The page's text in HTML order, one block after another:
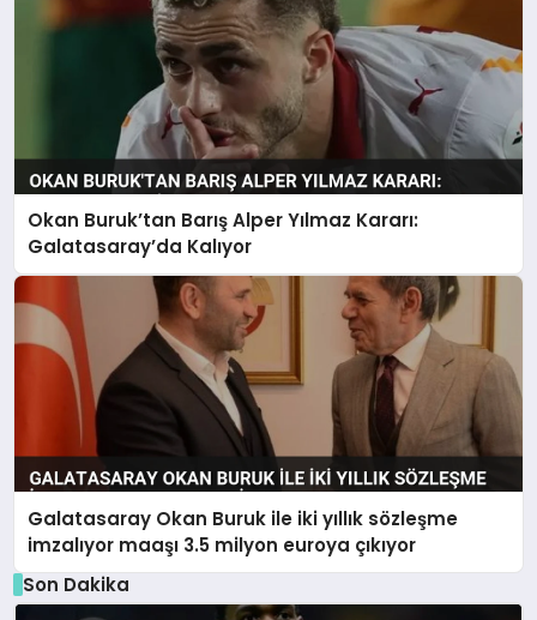
Okan Buruk’tan Barış Alper Yılmaz Kararı:
Galatasaray’da Kalıyor
Galatasaray Okan Buruk ile iki yıllık sözleşme
imzalıyor maaşı 3.5 milyon euroya çıkıyor
Son Dakika